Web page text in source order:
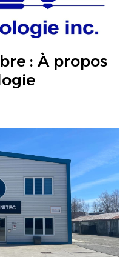
: À propos